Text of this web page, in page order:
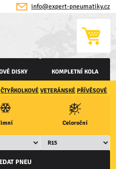
DISKY KOMPLETNÍ KOLA
info@expert-pneumatiky.cz
ČTYŘKOLKOVÉ VETERÁNSKÉ PŘÍVĚSOVÉ
Celoroční